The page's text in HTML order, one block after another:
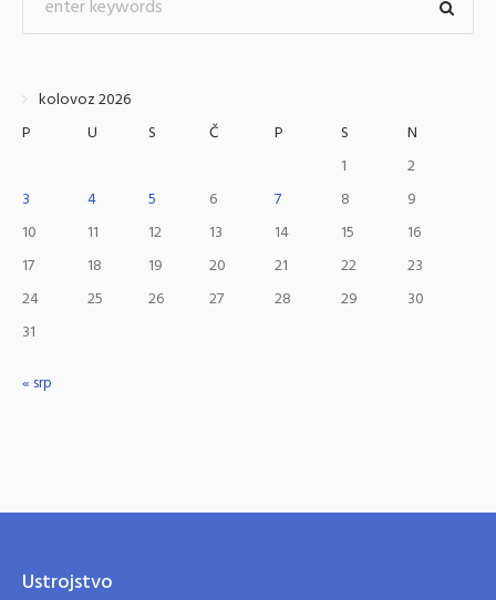
kolovoz 2026
P
U S Č P S
N
1
2
3
4 5 6 7 8
9
10
11 12 13 14 15
16
17
18 19 20 21 22
23
24
25 26 27 28 29
30
31
« srp
Ustrojstvo